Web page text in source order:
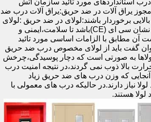
استانداردهای مورد تائید سازمان آتش
یراق آلات در ضد حریق:یراق آلات درب ضد
برخوردار باشند:لولای در ضد حریق :لولای
این درب ها باید دارای نشان سی ای (CE)باشد تا سلامت،ایمنی و
مطابق با الزامات اساسی مورد تائید
گفت باید از لولای مخصوص درب ضد حریق
لولاها به صورتی است که دچار پوسیدگی،چرخش
بالا ذوب نمی گردند،در نتیجه امنیت درب
که وزن درب های ضد حریق زیاد
به 3 عدد لولا نیاز دارند.در حالیکه درب های معمولی با